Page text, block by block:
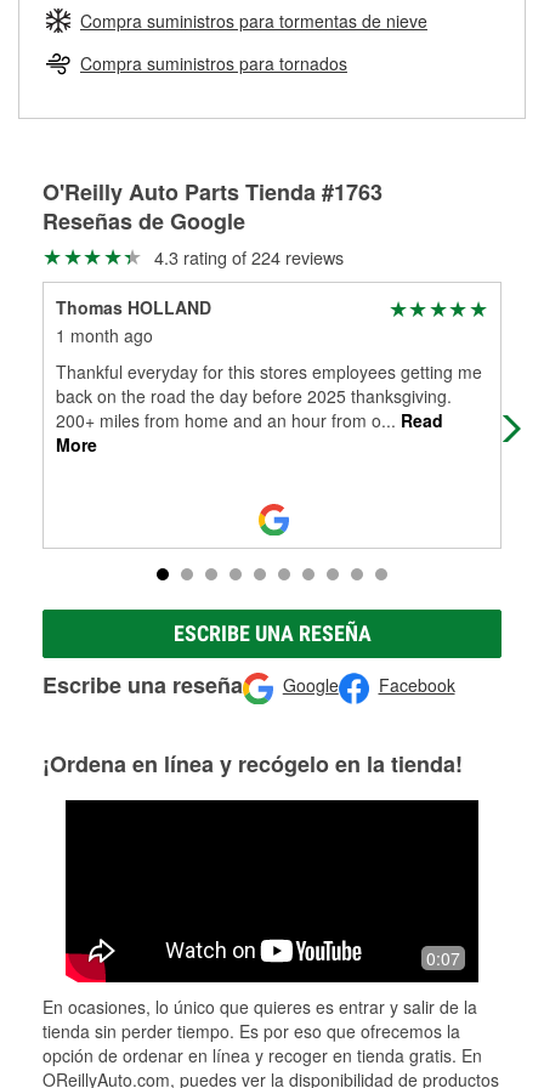
Más información sobre el Programa de Préstamo de
Herramientas de O'Reilly
medirán tus tambores o discos para determinar si pueden
ser rectificados con seguridad. Si tus tambores o discos no
pueden ser reutilizados, podemos ayudarte a encontrar las
partes de reemplazo correctas para tu reparación.
Rectificación de tambores y discos de freno
Compra suministros para tormentas de nieve
Compra suministros para tornados
O'Reilly Auto Parts Tienda #1763
Reseñas de Google
4.3 rating of 224 reviews
Thomas HOLLAND
1 month ago
Thankful everyday for this stores employees getting me
back on the road the day before 2025 thanksgiving.
200+ miles from home and an hour from o... Read
More
ESCRIBE UNA RESEÑA
Escribe una reseña Google Facebook
¡Ordena en línea y recógelo en la tienda!
0:07
En ocasiones, lo único que quieres es entrar y salir de la
tienda sin perder tiempo. Es por eso que ofrecemos la
opción de ordenar en línea y recoger en tienda gratis. En
OReillyAuto.com, puedes ver la disponibilidad de productos